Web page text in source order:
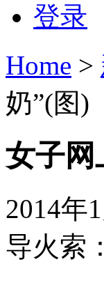
登录
Home >
奶”(图)
女子网
2014年
导火索